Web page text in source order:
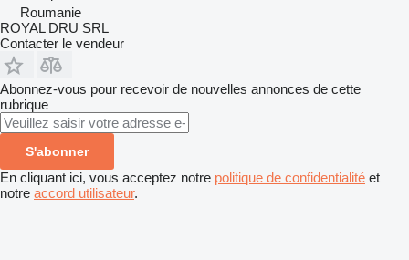
Roumanie
ROYAL DRU SRL
Contacter le vendeur
Abonnez-vous pour recevoir de nouvelles annonces de cette
rubrique
S'abonner
En cliquant ici, vous acceptez notre politique de confidentialité et
notre accord utilisateur.